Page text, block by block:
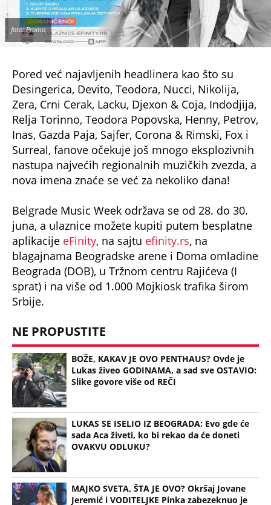
foto: Promo
Pored već najavljenih headlinera kao što su
Desingerica, Devito, Teodora, Nucci, Nikolija,
Zera, Crni Cerak, Lacku, Djexon & Coja, Indodjija,
Relja Torinno, Teodora Popovska, Henny, Petrov,
Inas, Gazda Paja, Sajfer, Corona & Rimski, Fox i
Surreal, fanove očekuje još mnogo eksplozivnih
nastupa najvećih regionalnih muzičkih zvezda, a
nova imena znaće se već za nekoliko dana!
Belgrade Music Week održava se od 28. do 30.
juna, a ulaznice možete kupiti putem besplatne
aplikacije eFinity, na sajtu efinity.rs, na
blagajnama Beogradske arene i Doma omladine
Beograda (DOB), u Tržnom centru Rajićeva (I
sprat) i na više od 1.000 Mojkiosk trafika širom
Srbije.
NE PROPUSTITE
BOŽE, KAKAV JE OVO PENTHAUS? Ovde je
Lukas živeo GODINAMA, a sad sve OSTAVIO:
Slike govore više od REČI
LUKAS SE ISELIO IZ BEOGRADA: Evo gde će
sada Aca živeti, ko bi rekao da će doneti
OVAKVU ODLUKU?
MAJKO SVETA, ŠTA JE OVO? Okršaj Jovane
Jeremić i VODITELJKE Pinka zabezeknuo je